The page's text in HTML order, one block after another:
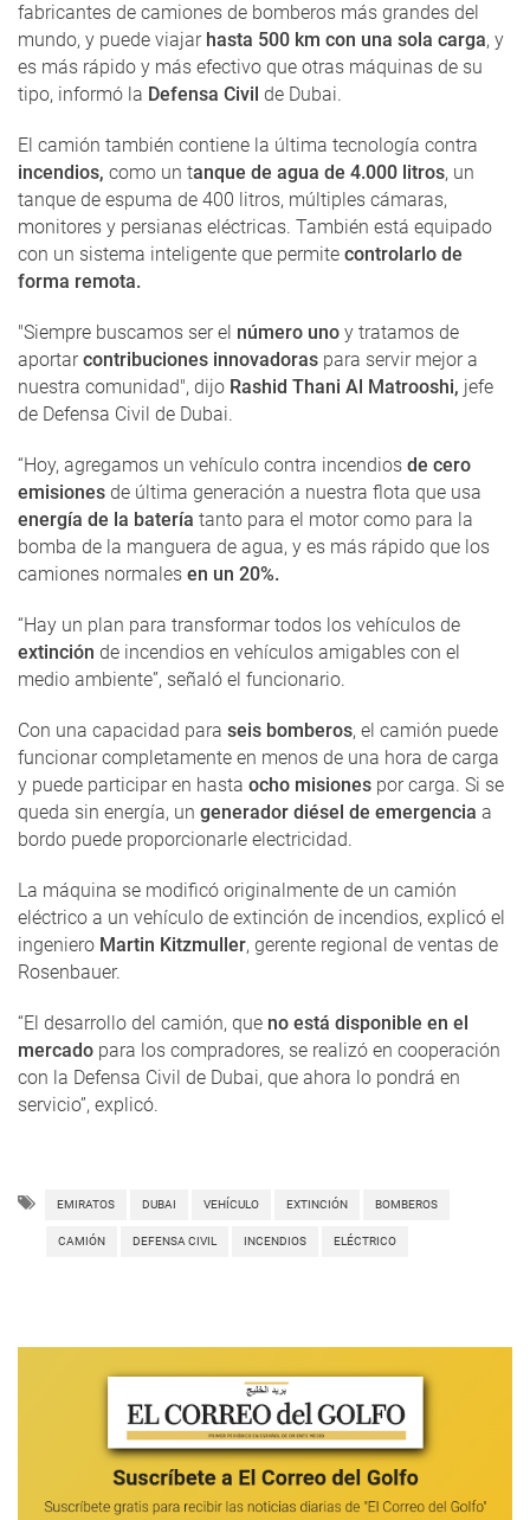
fabricantes de camiones de bomberos más grandes del
mundo, y puede viajar hasta 500 km con una sola carga, y
es más rápido y más efectivo que otras máquinas de su
tipo, informó la Defensa Civil de Dubai.
El camión también contiene la última tecnología contra
incendios, como un tanque de agua de 4.000 litros, un
tanque de espuma de 400 litros, múltiples cámaras,
monitores y persianas eléctricas. También está equipado
con un sistema inteligente que permite controlarlo de
forma remota.
"Siempre buscamos ser el número uno y tratamos de
aportarcontribuciones innovadoras para servir mejor a
nuestra comunidad", dijo Rashid Thani Al Matrooshi, jefe
de Defensa Civil de Dubai.
“Hoy, agregamos un vehículo contra incendios de cero
emisiones de última generación a nuestra flota que usa
energía de la batería tanto para el motor como para la
bomba de la manguera de agua, y es más rápido que los
camiones normales en un 20%.
“Hay un plan para transformar todos los vehículos de
extinción de incendios en vehículos amigables con el
medio ambiente”, señaló el funcionario.
Con una capacidad para seis bomberos, el camión puede
funcionar completamente en menos de una hora de carga
y puede participar en hasta ocho misiones por carga. Si se
queda sin energía, un generador diésel de emergencia a
bordo puede proporcionarle electricidad.
La máquina se modificó originalmente de un camión
eléctrico a un vehículo de extinción de incendios, explicó el
ingeniero Martin Kitzmuller, gerente regional de ventas de
Rosenbauer.
“El desarrollo del camión, que no está disponible en el
mercado para los compradores, se realizó en cooperación
con la Defensa Civil de Dubai, que ahora lo pondrá en
servicio”, explicó.
EMIRATOS DUBAI VEHÍCULO EXTINCIÓN BOMBEROS
CAMIÓN DEFENSA CIVIL INCENDIOS ELÉCTRICO